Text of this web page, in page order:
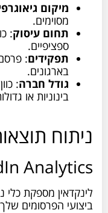
מיקום
מסוימים.
תחום עיסוק:
ספציפיים.
תפקידים:
בארגונים.
גודל חברה:
בינוניות או
ניתוח
Analytics
לינקדאין מספקת
ביצועי הפרסומים